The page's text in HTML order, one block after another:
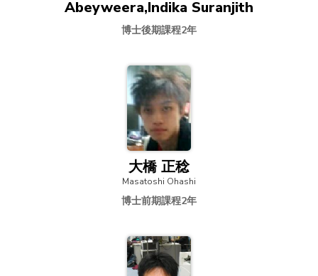
Abeyweera,Indika Suranjith
博士後期課程2年
大橋 正稔
Masatoshi Ohashi
博士前期課程2年